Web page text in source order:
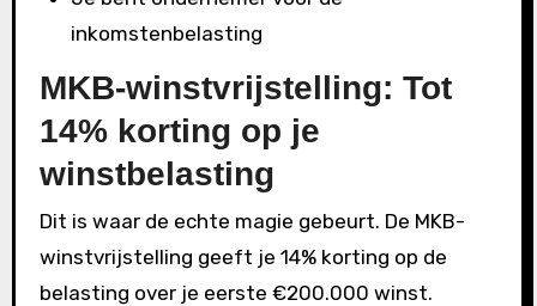
inkomstenbelasting
MKB-winstvrijstelling: Tot
14% korting op je
winstbelasting
Dit is waar de echte magie gebeurt. De MKB-
winstvrijstelling geeft je 14% korting op de
belasting over je eerste €200.000 winst.